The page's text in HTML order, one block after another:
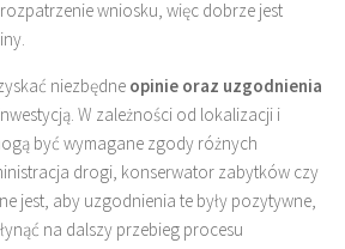
wniosku, więc dobrze jest
niezbędne opinie oraz uzgodnienia
W zależności od lokalizacji i
być wymagane zgody różnych
drogi, konserwator zabytków czy
jest, aby uzgodnienia te były pozytywne,
na dalszy przebieg procesu